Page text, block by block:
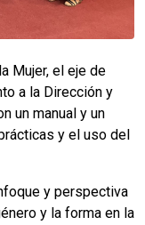
Mujer, el eje de
a la Dirección y
un manual y un
y el uso del
y perspectiva
y la forma en la